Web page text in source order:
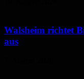
Walsheim richtet
aus